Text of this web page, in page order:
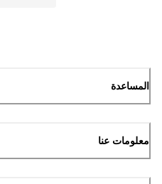
المساعدة
معلومات عنا